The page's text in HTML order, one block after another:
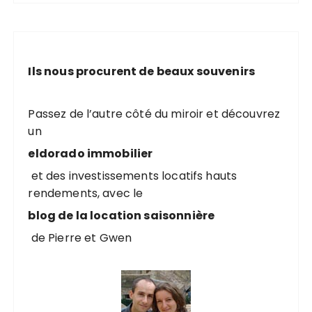
Ils nous procurent de beaux souvenirs
Passez de l’autre côté du miroir et découvrez
un
eldorado immobilier
et des investissements locatifs hauts
rendements, avec le
blog de la location saisonnière
de Pierre et Gwen